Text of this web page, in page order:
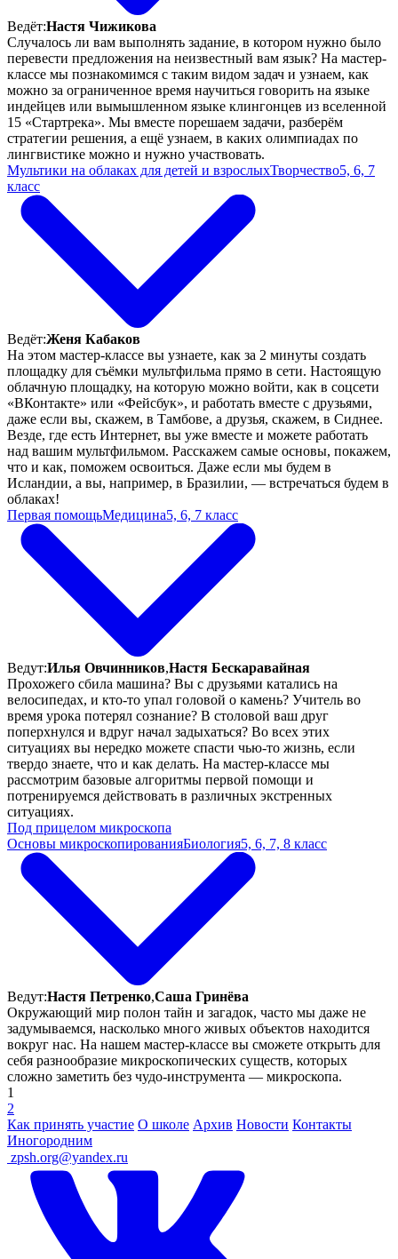
Ведёт:Настя Чижикова
Случалось ли вам выполнять задание, в котором нужно было
перевести предложения на неизвестный вам язык? На мастер-
классе мы познакомимся с таким видом задач и узнаем, как
можно за ограниченное время научиться говорить на языке
индейцев или вымышленном языке клингонцев из вселенной
15 «Стартрека». Мы вместе порешаем задачи, разберём
стратегии решения, а ещё узнаем, в каких олимпиадах по
лингвистике можно и нужно участвовать.
Мультики на облаках для детей и взрослыхТворчество5, 6, 7
класс
Ведёт:Женя Кабаков
На этом мастер-классе вы узнаете, как за 2 минуты создать
площадку для съёмки мультфильма прямо в сети. Настоящую
облачную площадку, на которую можно войти, как в соцсети
«ВКонтакте» или «Фейсбук», и работать вместе с друзьями,
даже если вы, скажем, в Тамбове, а друзья, скажем, в Сиднее.
Везде, где есть Интернет, вы уже вместе и можете работать
над вашим мультфильмом. Расскажем самые основы, покажем,
что и как, поможем освоиться. Даже если мы будем в
Исландии, а вы, например, в Бразилии, — встречаться будем в
облаках!
Первая помощьМедицина5, 6, 7 класс
Ведут:Илья Овчинников,Настя Бескаравайная
Прохожего сбила машина? Вы с друзьями катались на
велосипедах, и кто-то упал головой о камень? Учитель во
время урока потерял сознание? В столовой ваш друг
поперхнулся и вдруг начал задыхаться? Во всех этих
ситуациях вы нередко можете спасти чью-то жизнь, если
твердо знаете, что и как делать. На мастер-классе мы
рассмотрим базовые алгоритмы первой помощи и
потренируемся действовать в различных экстренных
ситуациях.
Под прицелом микроскопа
Основы микроскопированияБиология5, 6, 7, 8 класс
Ведут:Настя Петренко,Саша Гринёва
Окружающий мир полон тайн и загадок, часто мы даже не
задумываемся, насколько много живых объектов находится
вокруг нас. На нашем мастер-классе вы сможете открыть для
себя разнообразие микроскопических существ, которых
сложно заметить без чудо-инструмента — микроскопа.
1
2
Как принять участие О школе Архив Новости Контакты
Иногородним
zpsh.org@yandex.ru